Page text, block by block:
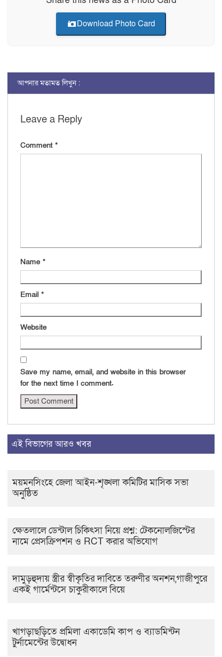
Download Photo Card
আপনার মতামত লিখুন :
Leave a Reply
Comment *
Name *
Email *
Website
Save my name, email, and website in this browser
for the next time I comment.
এই বিভাগের আরও খবর
ময়মনসিংহে জেলা আইন-শৃঙ্খলা কমিটির মাসিক সভা
অনুষ্ঠিত
ক্ষেতলালে ডেন্টাল চিকিৎসা নিয়ে প্রশ্ন: টেকনোলজিস্টের
নামে প্রেসক্রিপশন ও RCT করার অভিযোগ
দামুড়হুদায় স্ত্রীর স্বীকৃতির দাবিতে তরুণীর অনশন,গাজীপুরে
একই গার্মেন্টসে চাকুরীকালে বিয়ে
খাগড়াছড়িতে প্রমিলা একাডেমি কাপ ও ব্যাডমিন্টন
টুর্নামেন্টের উদ্বোধন